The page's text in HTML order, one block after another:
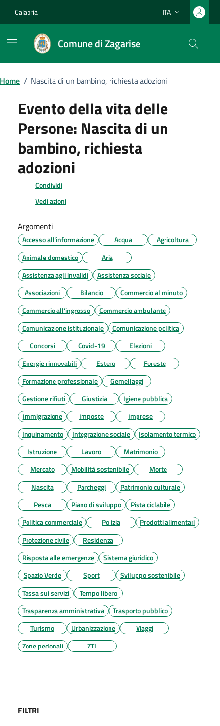
Calabria Lingua attiva:
ITA
Comune di Zagarise
Home / Nascita di un bambino, richiesta adozioni
Evento della vita delle
Persone: Nascita di un
bambino, richiesta
adozioni
Condividi
Vedi azioni
Argomenti
Accesso all'informazione Acqua
Agricoltura
Animale domestico
Aria
Assistenza agli invalidi
Assistenza sociale
Associazioni
Bilancio
Commercio al minuto
Commercio all'ingrosso
Commercio ambulante
Comunicazione istituzionale
Comunicazione politica
Concorsi
Covid-19
Elezioni
Energie rinnovabili
Estero
Foreste
Formazione professionale
Gemellaggi
Gestione rifiuti
Giustizia
Igiene pubblica
Immigrazione
Imposte
Imprese
Inquinamento
Integrazione sociale
Isolamento termico
Istruzione
Lavoro
Matrimonio
Mercato
Mobilità sostenibile
Morte
Nascita
Parcheggi
Patrimonio culturale
Pesca
Piano di sviluppo
Pista ciclabile
Politica commerciale
Polizia
Prodotti alimentari
Protezione civile
Residenza
Risposta alle emergenze
Sistema giuridico
Spazio Verde
Sport
Sviluppo sostenibile
Tassa sui servizi
Tempo libero
Trasparenza amministrativa
Trasporto pubblico
Turismo
Urbanizzazione
Viaggi
Zone pedonali
ZTL
FILTRI